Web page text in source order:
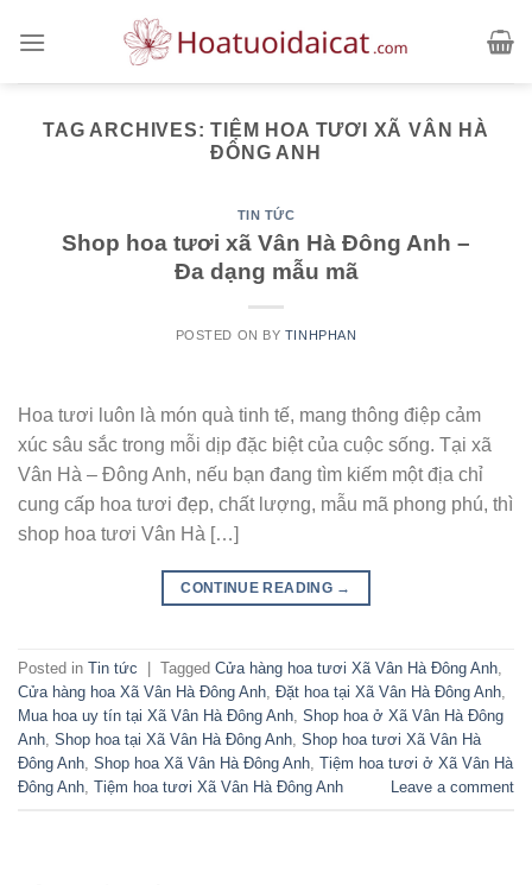
TAG ARCHIVES:TIỆM HOA TƯƠI XÃ VÂN HÀ
ĐÔNG ANH
TIN TỨC
Shop hoa tươi xã Vân Hà Đông Anh –
Đa dạng mẫu mã
POSTED ON BY TINHPHAN
Hoa tươi luôn là món quà tinh tế, mang thông điệp cảm
xúc sâu sắc trong mỗi dịp đặc biệt của cuộc sống. Tại xã
Vân Hà – Đông Anh, nếu bạn đang tìm kiếm một địa chỉ
cung cấp hoa tươi đẹp, chất lượng, mẫu mã phong phú, thì
shop hoa tươi Vân Hà […]
CONTINUE READING →
Posted in Tin tức Tagged Cửa hàng hoa tươi Xã Vân Hà Đông Anh
Cửa hàng hoa Xã Vân Hà Đông Anh Đặt hoa tại Xã Vân Hà Đông Anh
Mua hoa uy tín tại Xã Vân Hà Đông Anh Shop hoa ở Xã Vân Hà Đông
Anh Shop hoa tại Xã Vân Hà Đông Anh Shop hoa tươi Xã Vân Hà
Đông Anh Shop hoa Xã Vân Hà Đông Anh Tiệm hoa tươi ở Xã Vân Hà
Đông Anh Tiệm hoa tươi Xã Vân Hà Đông Anh Leave a comment